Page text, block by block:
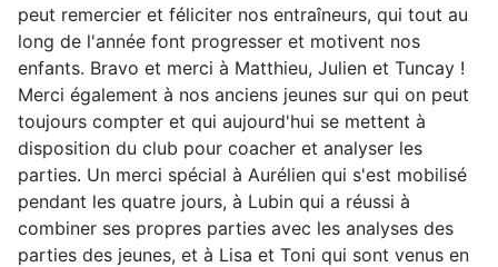
peut remercier et féliciter nos entraîneurs, qui tout au
long de l'année font progresser et motivent nos
enfants. Bravo et merci à Matthieu, Julien et Tuncay !
Merci également à nos anciens jeunes sur qui on peut
toujours compter et qui aujourd'hui se mettent à
disposition du club pour coacher et analyser les
parties. Un merci spécial à Aurélien qui s'est mobilisé
pendant les quatre jours, à Lubin qui a réussi à
combiner ses propres parties avec les analyses des
parties des jeunes, et à Lisa et Toni qui sont venus en